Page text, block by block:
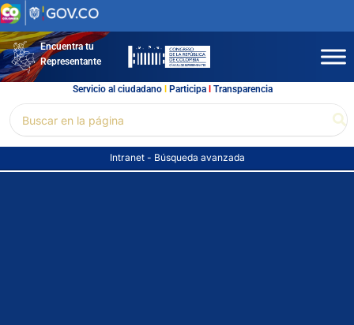
Ir
al
contenidoEncuentra tu
Representante
Servicio al ciudadano l Participal Transparencia
por:
Intranet - Búsqueda avanzada